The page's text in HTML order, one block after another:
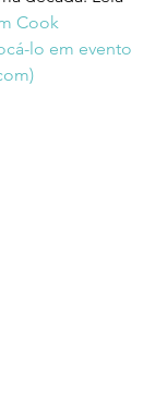
Cook
lo em evento
)